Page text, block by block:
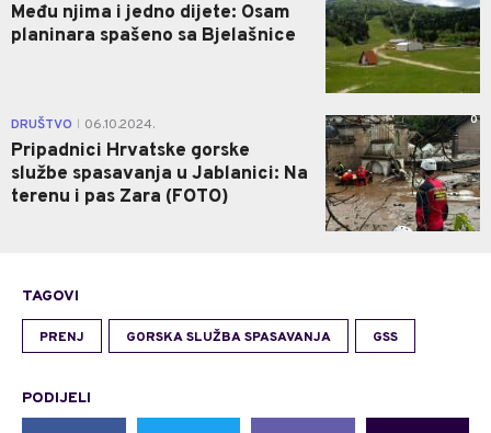
Među njima i jedno dijete: Osam
planinara spašeno sa Bjelašnice
DRUŠTVO 06.10.2024.
Pripadnici Hrvatske gorske
službe spasavanja u Jablanici: Na
terenu i pas Zara (FOTO)
0
TAGOVI
PRENJ GORSKA SLUŽBA SPASAVANJA GSS
PODIJELI